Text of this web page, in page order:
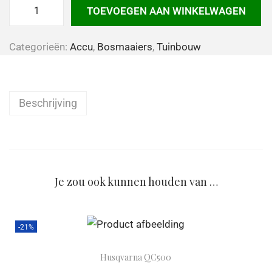
TOEVOEGEN AAN WINKELWAGEN
Categorieën: Accu, Bosmaaiers, Tuinbouw
Beschrijving
Je zou ook kunnen houden van …
-21%
Husqvarna QC500